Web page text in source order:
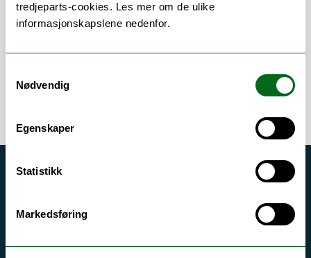
tredjeparts-cookies. Les mer om de ulike
informasjonskapslene nedenfor.
Nødvendig
Egenskaper
Statistikk
Markedsføring
Stillingsbeskrivelse
Universitetslektor bratsj
Akutt hjelp